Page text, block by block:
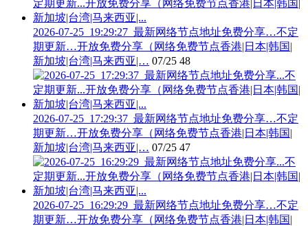
2026-07-25_19:29:27_最新网络节点地址免费分享…不定
期更新…开放免费分享（网络免费节点香港|日本|韩国|
新加坡|台湾|马来西亚|… 07/25 48
2026-07-25_17:29:37_最新网络节点地址免费分享…不定
期更新…开放免费分享（网络免费节点香港|日本|韩国|
新加坡|台湾|马来西亚|… 07/25 47
2026-07-25_16:29:29_最新网络节点地址免费分享…不定
期更新…开放免费分享（网络免费节点香港|日本|韩国|